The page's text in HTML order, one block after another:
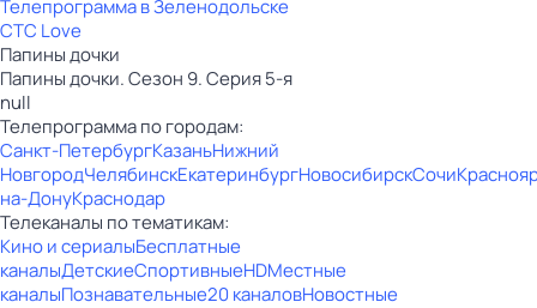
Телепрограмма в Зеленодольске
СТС Love
Папины дочки
Папины дочки. Сезон 9. Серия 5-я
null
Телепрограмма по городам:
Санкт-ПетербургКазаньНижний
НовгородЧелябинскЕкатеринбургНовосибирскСочи
на-ДонуКраснодар
Телеканалы по тематикам:
Кино и сериалыБесплатные
каналыДетскиеСпортивныеHDМестные
каналыПознавательные20 каналовНовостные